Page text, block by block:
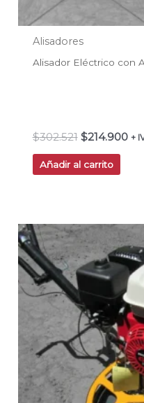
Alisadores
Alisador Eléctrico con
$302.521 $214.900 +
Añadir al carrito
El
precio
original
era:
$1.299.990.